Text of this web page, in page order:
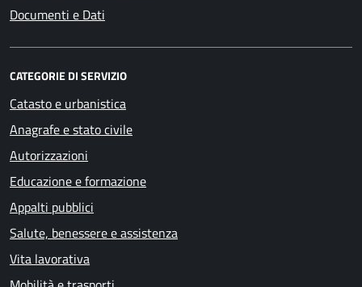
Documenti e Dati
CATEGORIE DI SERVIZIO
Catasto e urbanistica
Anagrafe e stato civile
Autorizzazioni
Educazione e formazione
Appalti pubblici
Salute, benessere e assistenza
Vita lavorativa